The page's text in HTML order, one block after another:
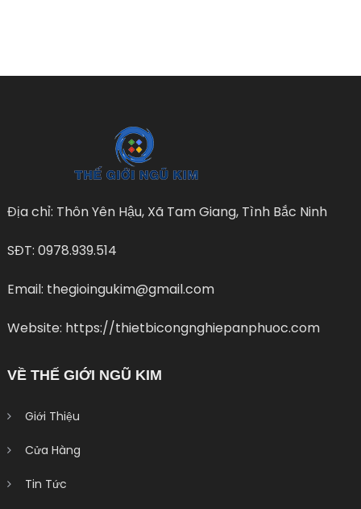
Địa chỉ: Thôn Yên Hậu, Xã Tam Giang, Tình Bắc Ninh
SĐT: 0978.939.514
Email: thegioingukim@gmail.com
Website: https://thietbicongnghiepanphuoc.com
VỀ THẾ GIỚI NGŨ KIM
Giới Thiệu
Cửa Hàng
Tin Tức